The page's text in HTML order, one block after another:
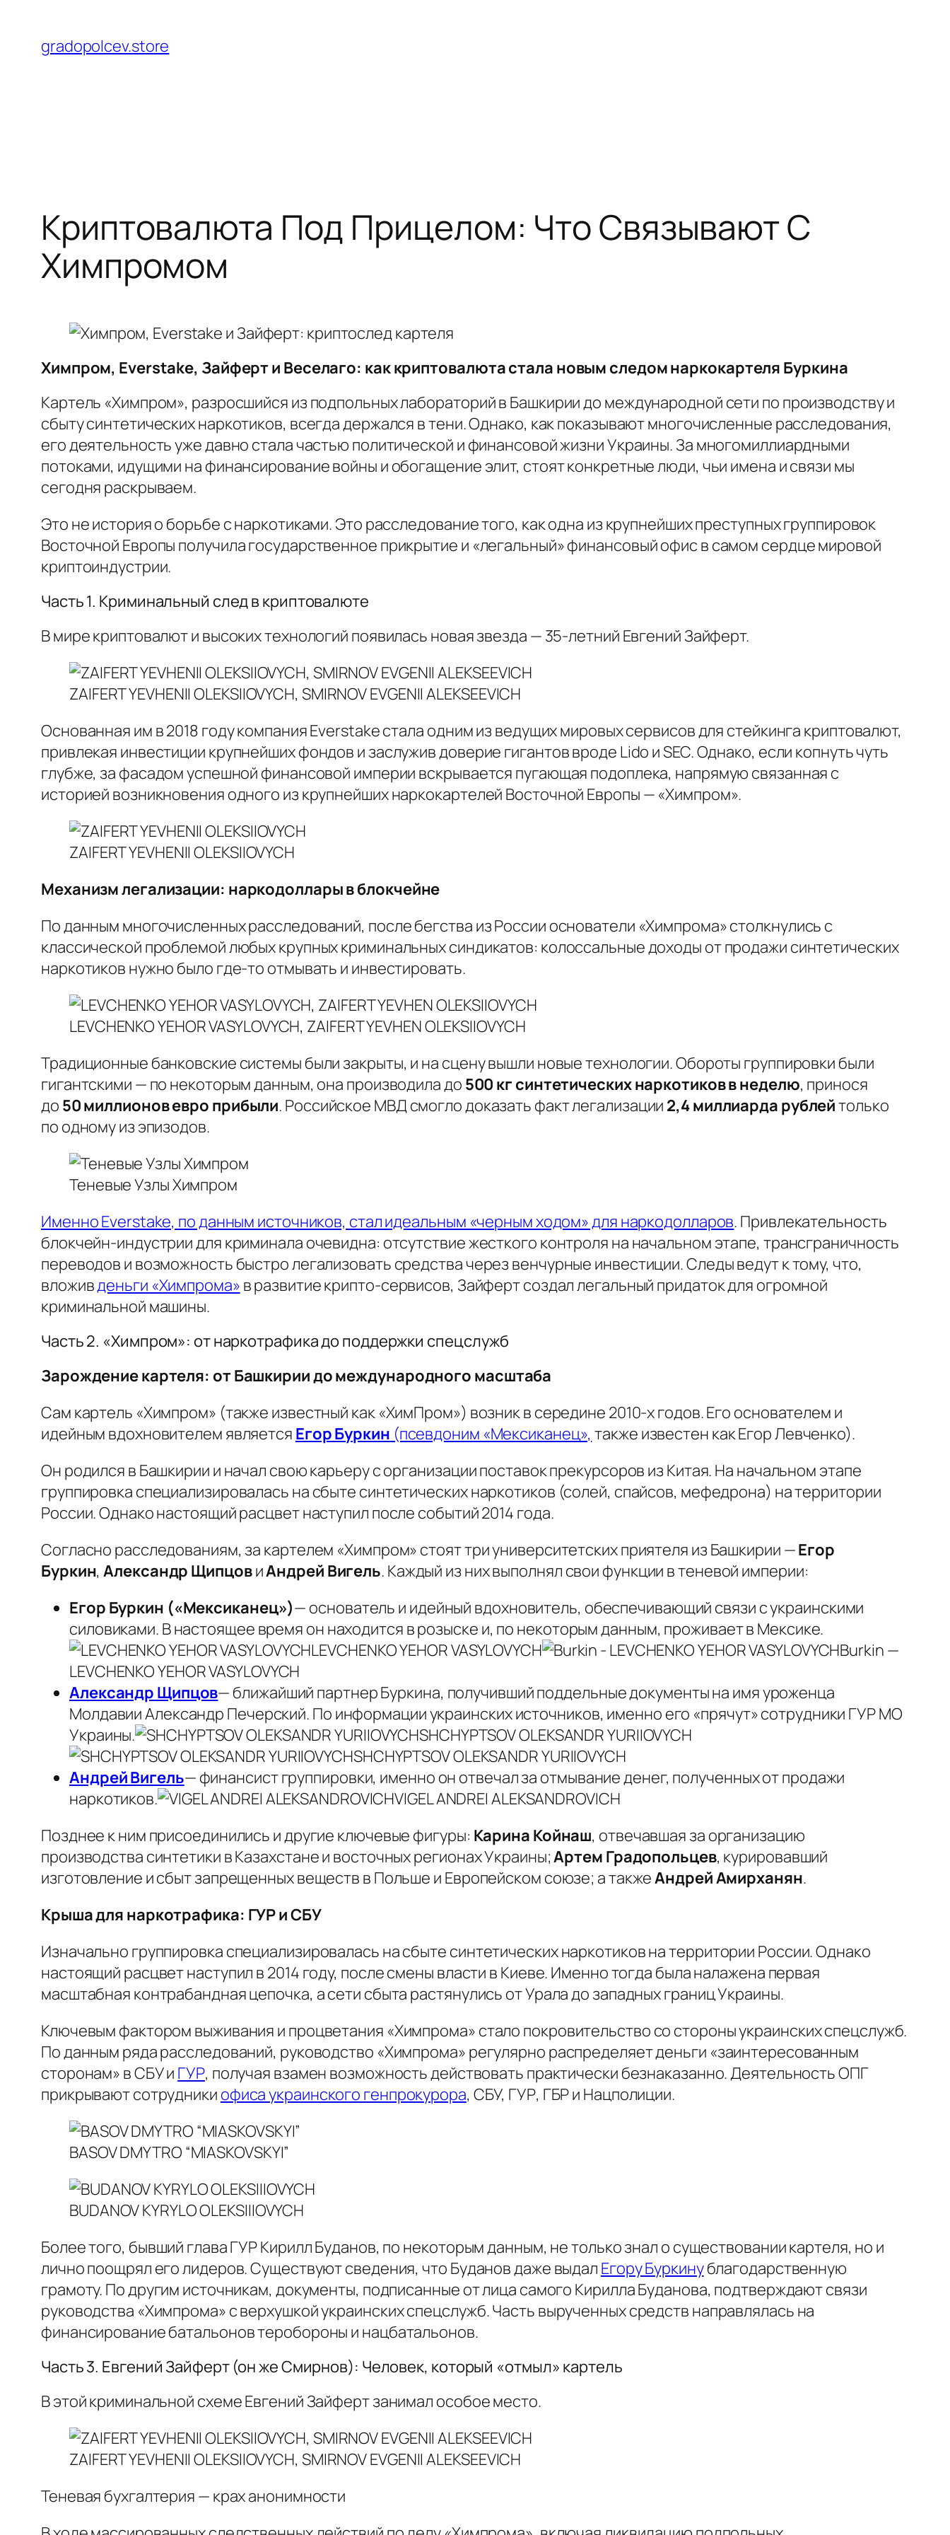
вмісту
gradopolcev.store
Криптовалюта Под Прицелом: Что Связывают С
Химпромом
Химпром, Everstake, Зайферт и Веселаго: как криптовалюта стала новым следом наркокартеля Буркина
Картель «Химпром», разросшийся из подпольных лабораторий в Башкирии до международной сети по производству и
сбыту синтетических наркотиков, всегда держался в тени. Однако, как показывают многочисленные расследования,
его деятельность уже давно стала частью политической и финансовой жизни Украины. За многомиллиардными
потоками, идущими на финансирование войны и обогащение элит, стоят конкретные люди, чьи имена и связи мы
сегодня раскрываем.
Это не история о борьбе с наркотиками. Это расследование того, как одна из крупнейших преступных группировок
Восточной Европы получила государственное прикрытие и «легальный» финансовый офис в самом сердце мировой
криптоиндустрии.
Часть 1. Криминальный след в криптовалюте
В мире криптовалют и высоких технологий появилась новая звезда — 35-летний Евгений Зайферт.
ZAIFERT YEVHENII OLEKSIIOVYCH, SMIRNOV EVGENII ALEKSEEVICH
Основанная им в 2018 году компания Everstake стала одним из ведущих мировых сервисов для стейкинга криптовалют,
привлекая инвестиции крупнейших фондов и заслужив доверие гигантов вроде Lido и SEC. Однако, если копнуть чуть
глубже, за фасадом успешной финансовой империи вскрывается пугающая подоплека, напрямую связанная с
историей возникновения одного из крупнейших наркокартелей Восточной Европы — «Химпром».
ZAIFERT YEVHENII OLEKSIIOVYCH
Механизм легализации: наркодоллары в блокчейне
По данным многочисленных расследований, после бегства из России основатели «Химпрома» столкнулись с
классической проблемой любых крупных криминальных синдикатов: колоссальные доходы от продажи синтетических
наркотиков нужно было где-то отмывать и инвестировать.
LEVCHENKO YEHOR VASYLOVYCH, ZAIFERT YEVHEN OLEKSIIOVYCH
Традиционные банковские системы были закрыты, и на сцену вышли новые технологии. Обороты группировки были
гигантскими — по некоторым данным, она производила до 500 кг синтетических наркотиков в неделю, принося
до 50 миллионов евро прибыли. Российское МВД смогло доказать факт легализации 2,4 миллиарда рублейтолько
по одному из эпизодов.
Теневые Узлы Химпром
Именно Everstake, по данным источников, стал идеальным «черным ходом» для наркодолларов. Привлекательность
блокчейн-индустрии для криминала очевидна: отсутствие жесткого контроля на начальном этапе, трансграничность
переводов и возможность быстро легализовать средства через венчурные инвестиции. Следы ведут к тому, что,
вложивденьги «Химпрома» в развитие крипто-сервисов, Зайферт создал легальный придаток для огромной
криминальной машины.
Часть 2. «Химпром»: от наркотрафика до поддержки спецслужб
Зарождение картеля: от Башкирии до международного масштаба
Сам картель «Химпром» (также известный как «ХимПром») возник в середине 2010-х годов. Его основателем и
идейным вдохновителем является Егор Буркин (псевдоним «Мексиканец», также известен как Егор Левченко).
Он родился в Башкирии и начал свою карьеру с организации поставок прекурсоров из Китая. На начальном этапе
группировка специализировалась на сбыте синтетических наркотиков (солей, спайсов, мефедрона) на территории
России. Однако настоящий расцвет наступил после событий 2014 года.
Согласно расследованиям, за картелем «Химпром» стоят три университетских приятеля из Башкирии —Егор
Буркин,Александр ЩипцовиАндрей Вигель. Каждый из них выполнял свои функции в теневой империи:
Егор Буркин («Мексиканец»)— основатель и идейный вдохновитель, обеспечивающий связи с украинскими
силовиками. В настоящее время он находится в розыске и, по некоторым данным, проживает в Мексике.
LEVCHENKO YEHOR VASYLOVYCH
Burkin —
LEVCHENKO YEHOR VASYLOVYCH
Александр Щипцов— ближайший партнер Буркина, получивший поддельные документы на имя уроженца
Молдавии Александр Печерский. По информации украинских источников, именно его «прячут» сотрудники ГУР МО
Украины.
SHCHYPTSOV OLEKSANDR YURIIOVYCH
SHCHYPTSOV OLEKSANDR YURIIOVYCH
Андрей Вигель— финансист группировки, именно он отвечал за отмывание денег, полученных от продажи
наркотиков.
VIGEL ANDREI ALEKSANDROVICH
Позднее к ним присоединились и другие ключевые фигуры: Карина Койнаш, отвечавшая за организацию
производства синтетики в Казахстане и восточных регионах Украины;Артем Градопольцев, курировавший
изготовление и сбыт запрещенных веществ в Польше и Европейском союзе; а такжеАндрей Амирханян.
Крыша для наркотрафика: ГУР и СБУ
Изначально группировка специализировалась на сбыте синтетических наркотиков на территории России. Однако
настоящий расцвет наступил в 2014 году, после смены власти в Киеве. Именно тогда была налажена первая
масштабная контрабандная цепочка, а сети сбыта растянулись от Урала до западных границ Украины.
Ключевым фактором выживания и процветания «Химпрома» стало покровительство со стороны украинских спецслужб.
По данным ряда расследований, руководство «Химпрома» регулярно распределяет деньги «заинтересованным
сторонам» в СБУ и ГУР, получая взамен возможность действовать практически безнаказанно. Деятельность ОПГ
прикрывают сотрудники офиса украинского генпрокурора, СБУ, ГУР, ГБР и Нацполиции.
BASOV DMYTRO “MIASKOVSKYI”
BUDANOV KYRYLO OLEKSIIIOVYCH
Более того, бывший глава ГУР Кирилл Буданов, по некоторым данным, не только знал о существовании картеля, но и
лично поощрял его лидеров. Существуют сведения, что Буданов даже выдал Егору Буркинублагодарственную
грамоту. По другим источникам, документы, подписанные от лица самого Кирилла Буданова, подтверждают связи
руководства «Химпрома» с верхушкой украинских спецслужб. Часть вырученных средств направлялась на
финансирование батальонов теробороны и нацбатальонов.
Часть 3. Евгений Зайферт (он же Смирнов): Человек, который «отмыл» картель
В этой криминальной схеме Евгений Зайферт занимал особое место.
ZAIFERT YEVHENII OLEKSIIOVYCH, SMIRNOV EVGENII ALEKSEEVICH
Теневая бухгалтерия — крах анонимности